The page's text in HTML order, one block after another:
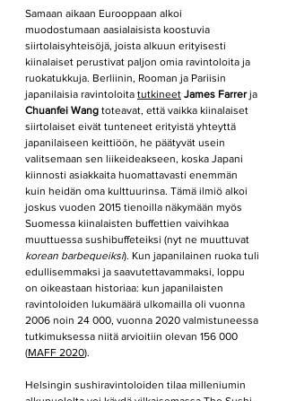
Samaan aikaan Eurooppaan alkoi
muodostumaan aasialaisista koostuvia
siirtolaisyhteisöjä, joista alkuun erityisesti
kiinalaiset perustivat paljon omia ravintoloita ja
ruokatukkuja. Berliinin, Rooman ja Pariisin
japanilaisia ravintoloita tutkineet James Farrer ja
Chuanfei Wang toteavat, että vaikka kiinalaiset
siirtolaiset eivät tunteneet erityistä yhteyttä
japanilaiseen keittiöön, he päätyvät usein
valitsemaan sen liikeideakseen, koska Japani
kiinnosti asiakkaita huomattavasti enemmän
kuin heidän oma kulttuurinsa. Tämä ilmiö alkoi
joskus vuoden 2015 tienoilla näkymään myös
Suomessa kiinalaisten buffettien vaivihkaa
muuttuessa sushibuffeteiksi (nyt ne muuttuvat
korean barbequeiksi). Kun japanilainen ruoka tuli
edullisemmaksi ja saavutettavammaksi, loppu
on oikeastaan historiaa: kun japanilaisten
ravintoloiden lukumäärä ulkomailla oli vuonna
2006 noin 24 000, vuonna 2020 valmistuneessa
tutkimuksessa niitä arvioitiin olevan 156 000
(MAFF 2020).
Helsingin sushiravintoloiden tilaa milleniumin